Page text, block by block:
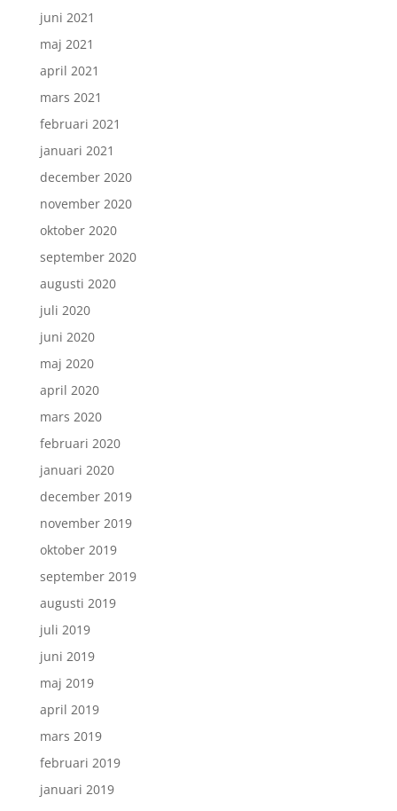
juni 2021
maj 2021
april 2021
mars 2021
februari 2021
januari 2021
december 2020
november 2020
oktober 2020
september 2020
augusti 2020
juli 2020
juni 2020
maj 2020
april 2020
mars 2020
februari 2020
januari 2020
december 2019
november 2019
oktober 2019
september 2019
augusti 2019
juli 2019
juni 2019
maj 2019
april 2019
mars 2019
februari 2019
januari 2019